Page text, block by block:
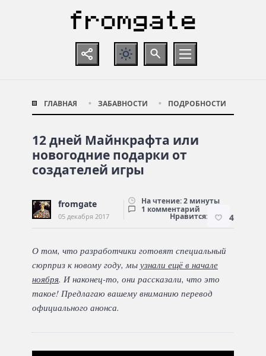
ГЛАВНАЯ ЗАБАВНОСТИ ПОДРОБНОСТИ
12 дней Майнкрафта или
новогодние подарки от
создателей игры
fromgate
05 декабря 2017
На чтение: 2 минуты
1 комментарий
Нравится: 4
О том, что разработчики готовят специальный
сюрприз к новому году, мы узнали ещё в начале
ноября. И наконец-то, они рассказали, что это
такое! Предлагаю вашему вниманию перевод
официального анонса.